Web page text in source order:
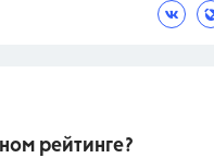
рейтинге?